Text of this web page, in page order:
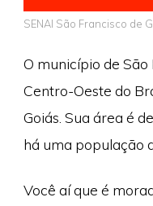
SENAI São Francisco de
O município de São
Centro-Oeste do
Goiás. Sua área é
há uma população
Você aí que é